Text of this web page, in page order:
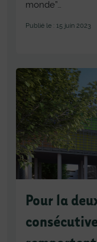
monde”…
Publié le : 15 juin 2023
Pour la